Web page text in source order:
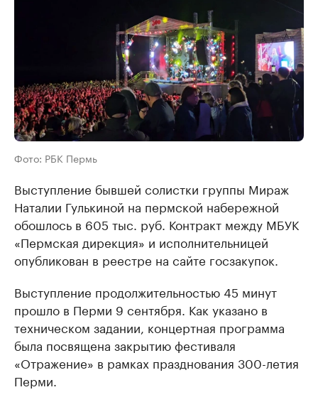
Фото: РБК Пермь
Выступление бывшей солистки группы Мираж
Наталии Гулькиной на пермской набережной
обошлось в 605 тыс. руб. Контракт между МБУК
«Пермская дирекция» и исполнительницей
опубликован в реестре на сайте госзакупок.
Выступление продолжительностью 45 минут
прошло в Перми 9 сентября. Как указано в
техническом задании, концертная программа
была посвящена закрытию фестиваля
«Отражение» в рамках празднования 300-летия
Перми.